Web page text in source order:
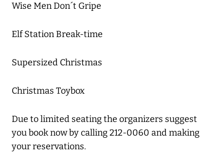
Wise Men Don´t Gripe
Elf Station Break-time
Supersized Christmas
Christmas Toybox
Due to limited seating the organizers suggest
you book now by calling 212-0060 and making
your reservations.